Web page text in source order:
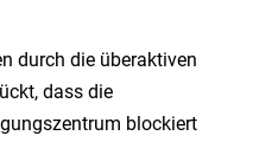
durch die überaktiven
dass die
blockiert